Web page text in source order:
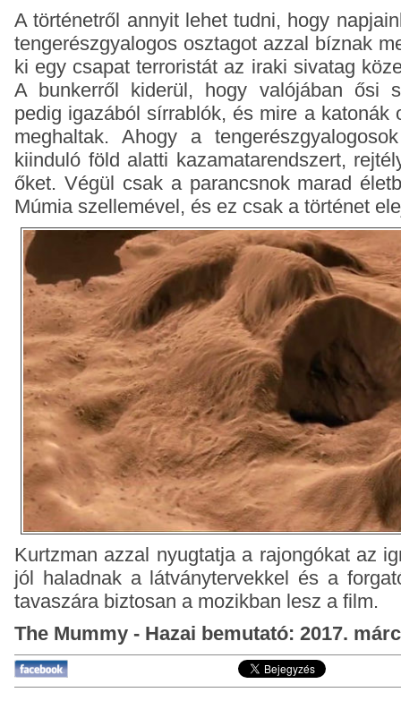
A történetről annyit lehet tudni, hogy
tengerészgyalogos osztagot azzal bíznak
ki egy csapat terroristát az iraki sivatag
A bunkerről kiderül, hogy valójában ősi
pedig igazából sírrablók, és mire a katonák
meghaltak. Ahogy a
kiinduló föld alatti kazamatarendszert,
őket. Végül csak a parancsnok marad
Múmia szellemével, és ez csak a történet
Kurtzman azzal nyugtatja a rajongókat az
jól haladnak a látványtervekkel és a
tavaszára biztosan a mozikban lesz a film.
The Mummy - Hazai bemutató: 2017.